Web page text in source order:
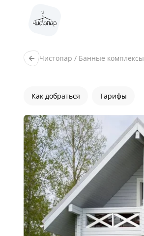
Чистопар / Банные комплексы
Как добраться Тарифы